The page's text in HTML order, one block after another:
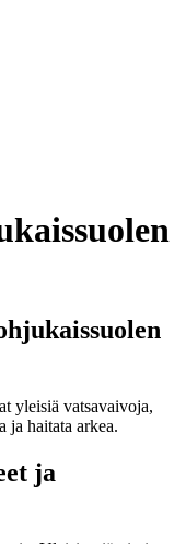
yleisiä vatsavaivoja,
ja haitata arkea.
ja